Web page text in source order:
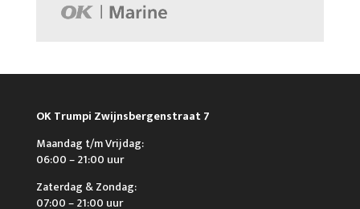
OK Trumpi Zwijnsbergenstraat 7
Maandag t/m Vrijdag:
06:00 – 21:00 uur
Zaterdag & Zondag:
07:00 – 21:00 uur